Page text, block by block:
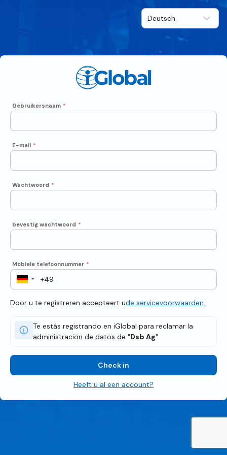
Gebruikersnaam *
E-mail *
Wachtwoord *
bevestig wachtwoord *
Mobiele telefoonnummer *
Door u te registreren accepteert ude servicevoorwaarden
Te estás registrando en iGlobal para reclamar la
administracion de datos de "Dsb Ag"
Check in
Heeft u al een account?